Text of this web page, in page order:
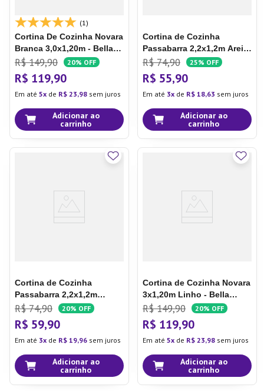
(1)
Cortina De Cozinha Novara
Branca 3,0x1,20m - Bella
Janela
R$ 149,90 20% OFF
R$ 119,90
Em até 5 de R$ 23,98 sem juros
Adicionar ao
carrinho
Cortina de Cozinha
Passabarra 2,2x1,2m Areia
- Bella Janela
R$ 74,90 25% OFF
R$ 55,90
Em até 3 de R$ 18,63 sem juros
Adicionar ao
carrinho
Cortina de Cozinha
Passabarra 2,2x1,2m
Branco - Bella Janela
R$ 74,90 20% OFF
R$ 59,90
Em até 3 de R$ 19,96 sem juros
Adicionar ao
carrinho
Cortina de Cozinha Novara
3x1,20m Linho - Bella
Janela
R$ 149,90 20% OFF
R$ 119,90
Em até 5 de R$ 23,98 sem juros
Adicionar ao
carrinho